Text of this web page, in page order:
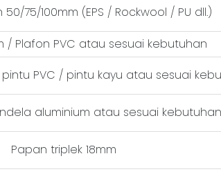
75/100mm (EPS / Rockwool / PU dll.)
/ Plafon PVC atau sesuai kebutuhan
PVC / pintu kayu atau sesuai
aluminium atau sesuai kebutuhan
Papan triplek 18mm